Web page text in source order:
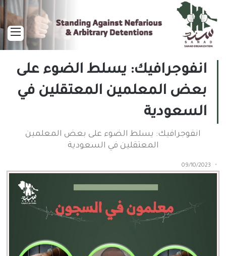
انفوجرافيك: يسلط الضوء على
بعض المعلمين المعتقلين في
السعودية
انفوجرافيك: يسلط الضوء على بعض المعلمين
المعتقلين في السعودية
09/10/2023